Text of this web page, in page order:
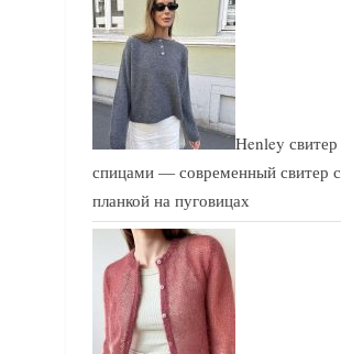
Henley свитер
спицами — современный свитер с
планкой на пуговицах